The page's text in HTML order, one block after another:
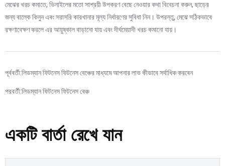
মেঝের খরচ কমাতে, ভিনাইলের মতো সাশ্রয়ী উপকরণ বেছে নেওয়ার কথা বিবেচনা করুন, ছাড়ের
জন্য বাল্কে কিনুন এবং সরাসরি কারখানার মূল্য নির্ধারণের সুবিধা নিন। উপরন্তু, মেঝে সঠিকভাবে
রক্ষণাবেক্ষণ করলে এর আয়ুষ্কাল বাড়ানো যায় এবং দীর্ঘমেয়াদী খরচ কমানো যায়।
পূর্ববর্তী:লিডম্যান ফিটনেস ফিটনেস বেঞ্চের মাধ্যমে আপনার লাভ কীভাবে সর্বাধিক করবেন
পরবর্তী:লিডম্যান ফিটনেস ফিটনেস বেঞ্চ
একটি বার্তা রেখে যান